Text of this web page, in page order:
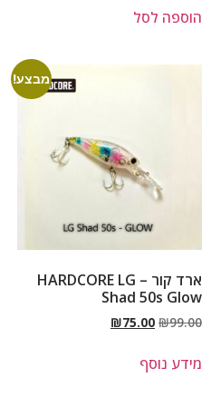
הוספה לסל
מבצע!
ארד קור – HARDCORE LG
Shad 50s Glow
₪99.00
₪75.00
מידע נוסף